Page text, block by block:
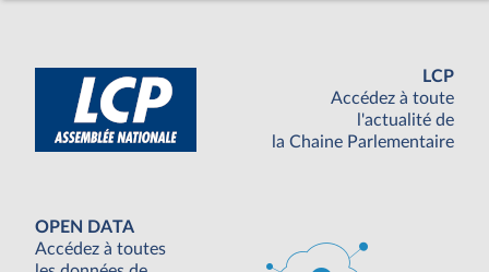
LCP
Accédez à toute
l'actualité de
la Chaine Parlementaire
OPEN DATA
Accédez à toutes